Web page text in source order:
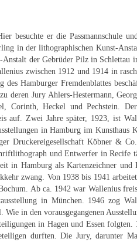
besuchte er die Passmannschule
in der lithographischen Kunst-
der Gebrüder Pilz in Schlettau
zwischen 1912 und 1914 in
Hamburger Fremdenblattes
deren Jury Ahlers-Hestermann,
Corinth, Heckel und Pechstein.
auf. Zwei Jahre später, 1923, ist
in Hamburg im Kunsthaus
Druckereigesellschaft Köbner &
und Entwerfer in Recife
Hamburg als Kartenzeichner und
zwang. Von 1938 bis 1941
Ab ca. 1942 war Wallenius
in München. 1946 zog
in den vorausgegangenen
in Hagen und Essen folgten.
durften. Die Jury, darunter